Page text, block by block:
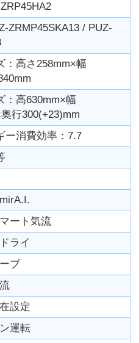
ZRMP45SKA13 / PUZ-
：高さ258mm×幅
：高630mm×幅
行300(+23)mm
ー消費効率：7.7
ート気流
ライ
ブ
設定
運転